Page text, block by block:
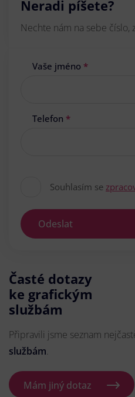
Neradi píšete?
Nechte nám na sebe číslo,
Vaše jméno *
Telefon *
Souhlasím se
Odeslat
Časté dotazy
ke grafickým
službám
Připravili jsme seznam
službám.
Mám jiný dotaz